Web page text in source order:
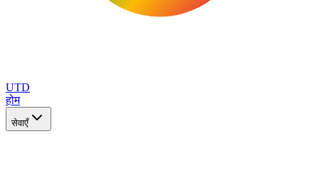
UTD
होम
सेवाएँ